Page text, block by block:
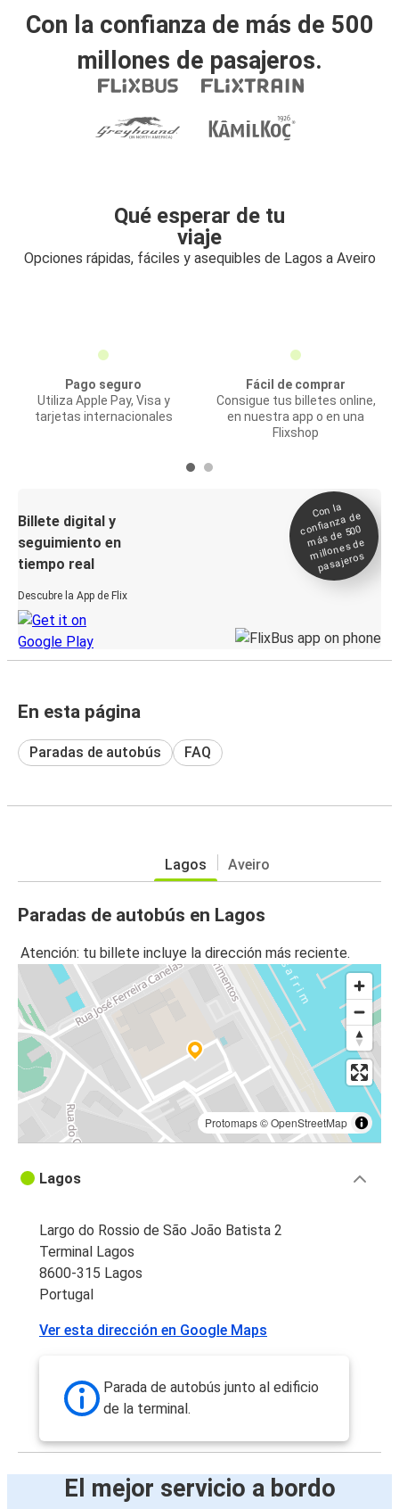
Con la confianza de más de 500
millones de pasajeros.
Qué esperar de tu
viaje
Opciones rápidas, fáciles y asequibles de Lagos a Aveiro
Pago seguro
Utiliza Apple Pay, Visa y
tarjetas internacionales
Fácil de comprar
Consigue tus billetes online,
en nuestra app o en una
Flixshop
Billete digital y
seguimiento en
tiempo real
Descubre la App de Flix
Con la
confianza de
más de 500
millones de
pasajeros
En esta página
Paradas de autobús FAQ
Lagos Aveiro
Paradas de autobús en Lagos
Atención: tu billete incluye la dirección más reciente.
Protomaps©OpenStreetMap
Lagos
Largo do Rossio de São João Batista 2
Terminal Lagos
8600-315 Lagos
Portugal
Ver esta dirección en Google Maps
Parada de autobús junto al edificio
de la terminal.
El mejor servicio a bordo